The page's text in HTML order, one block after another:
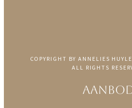
COPYRIGHT BY ANNELIES
ALL RIGHTS